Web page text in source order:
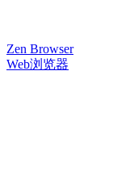
Zen Browser
Web浏览器